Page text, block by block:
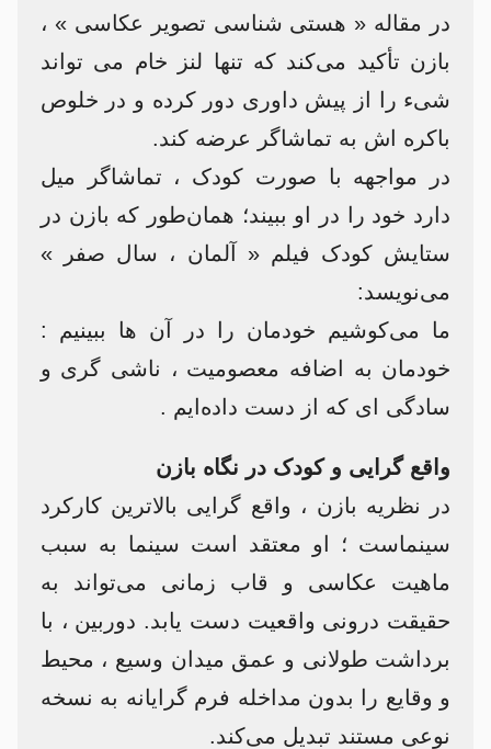
در مقاله « هستی شناسی تصویر عکاسی » ،
بازن تأکید می‌کند که تنها لنز خام می‌ تواند
شیء را از پیش داوری دور کرده و در خلوص
باکره اش به تماشاگر عرضه کند.
در مواجهه با صورت کودک ، تماشاگر میل
دارد خود را در او ببیند؛ همان‌طور که بازن در
ستایش کودک فیلم « آلمان ، سال صفر »
می‌نویسد:
ما می‌کوشیم خودمان را در آن‌ ها ببینیم :
خودمان به‌ اضافه معصومیت ، ناشی گری و
سادگی ای که از دست داده‌ایم .
واقع گرایی و کودک در نگاه بازن
در نظریه بازن ، واقع گرایی بالاترین کارکرد
سینماست ؛ او معتقد است سینما به سبب
ماهیت عکاسی و قاب زمانی می‌تواند به
حقیقت درونی واقعیت دست یابد. دوربین ، با
برداشت طولانی و عمق میدان وسیع ، محیط
و وقایع را بدون مداخله فرم گرایانه به نسخه
نوعی مستند تبدیل می‌کند.